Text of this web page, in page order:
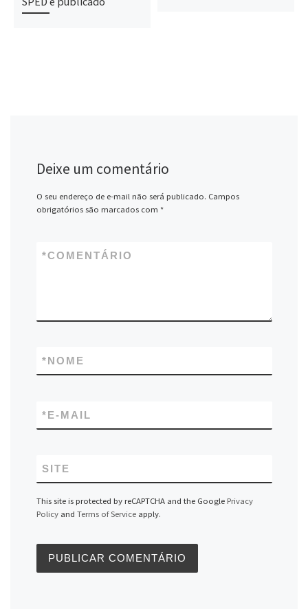
Deixe um comentário
O seu endereço de e-mail não será publicado. Campos
obrigatórios são marcados com *
COMENTÁRIO
*
NOME
*
E-MAIL
*
SITE
This site is protected by reCAPTCHA and the Google Privacy
Policyand Terms of Serviceapply.